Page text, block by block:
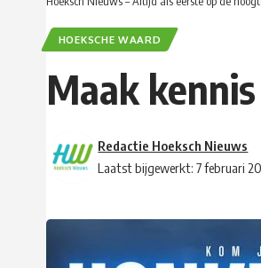
HOEKSCHE WAARD
Maak
Laatst bijgewerkt: 7 februari
Redactie Hoeksch Nieuws